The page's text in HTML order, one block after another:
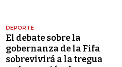
DEPORTE
El debate sobre la
gobernanza de la Fifa
sobrevivirá a la tregua